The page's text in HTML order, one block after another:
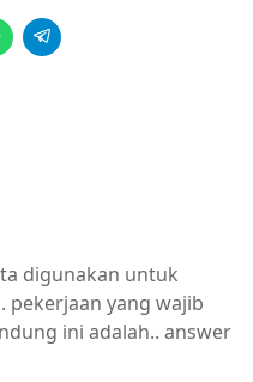
digunakan untuk
pekerjaan yang wajib
ini adalah.. answer